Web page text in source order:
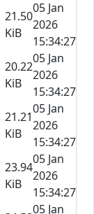
21.50
KiB
05 Jan
2026
15:34:27
20.22
KiB
05 Jan
2026
15:34:27
21.21
KiB
05 Jan
2026
15:34:27
23.94
KiB
05 Jan
2026
15:34:27
05 Jan